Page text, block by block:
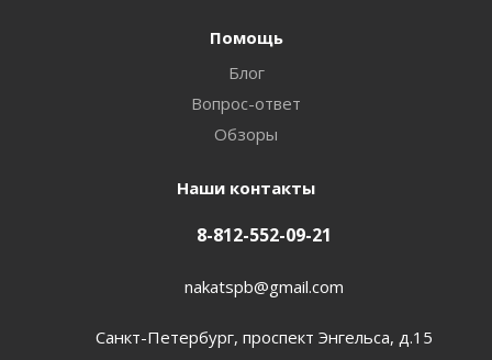
Помощь
Блог
Вопрос-ответ
Обзоры
Наши контакты
8-812-552-09-21
nakatspb@gmail.com
Санкт-Петербург, проспект Энгельса, д.15